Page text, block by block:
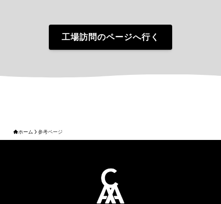
工場訪問のページへ行く
ホーム 参考ページ